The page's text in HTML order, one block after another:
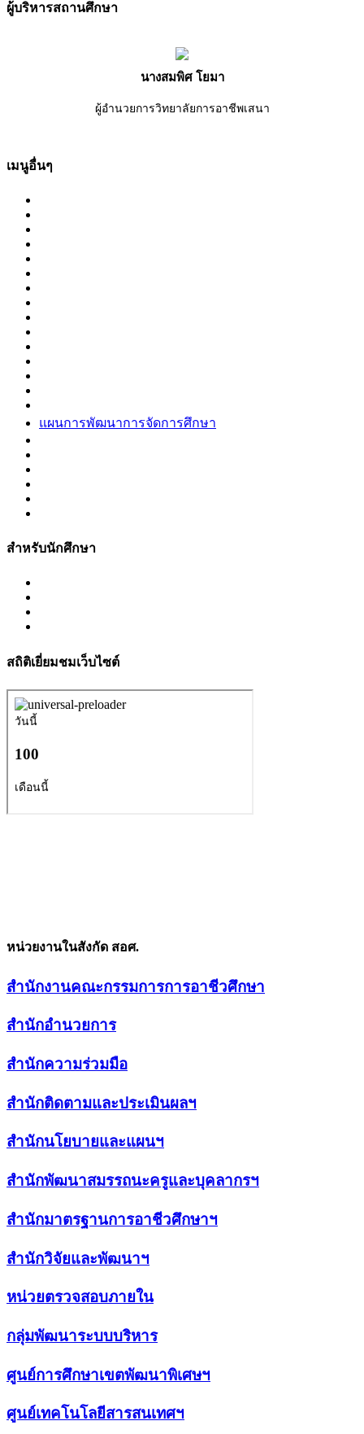
ผู้บริหารสถานศึกษา
นางสมพิศ โยมา
ผู้อำนวยการวิทยาลัยการอาชีพเสนา
เมนูอื่นๆ
แผนการพัฒนาการจัดการศึกษา
สำหรับนักศึกษา
สถิติเยี่ยมชมเว็บไซต์
หน่วยงานในสังกัด สอศ.
สำนักงานคณะกรรมการการอาชีวศึกษา
สำนักอำนวยการ
สำนักความร่วมมือ
สำนักติดตามและประเมินผลฯ
สำนักนโยบายและแผนฯ
สำนักพัฒนาสมรรถนะครูและบุคลากรฯ
สำนักมาตรฐานการอาชีวศึกษาฯ
สำนักวิจัยและพัฒนาฯ
หน่วยตรวจสอบภายใน
กลุ่มพัฒนาระบบบริหาร
ศูนย์การศึกษาเขตพัฒนาพิเศษฯ
ศูนย์เทคโนโลยีสารสนเทศฯ